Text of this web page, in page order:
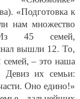
«Подготовка к
нам множество
Из 45 семей,
вышли 12. То,
семей, – это наша
Девиз их семьи:
Оно едино!»
дальнейших